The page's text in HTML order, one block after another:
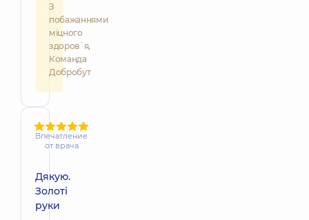
З
побажаннями
міцного
здоров`я,
Команда
Добробут
Впечатление
от врача
Дякую.
Золоті
руки